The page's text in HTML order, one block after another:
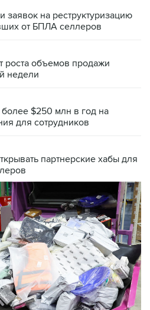
заявок на реструктуризацию
от БПЛА селлеров
роста объемов продажи
недели
более $250 млн в год на
для сотрудников
партнерские хабы для